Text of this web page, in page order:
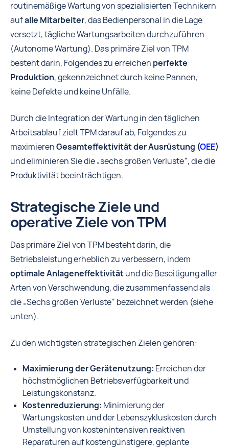
routinemäßige Wartung von spezialisierten Technikern
aufalle Mitarbeiter, das Bedienpersonal in die Lage
versetzt, tägliche Wartungsarbeiten durchzuführen
(Autonome Wartung). Das primäre Ziel von TPM
besteht darin, Folgendes zu erreichen perfekte
Produktion, gekennzeichnet durch keine Pannen,
keine Defekte und keine Unfälle.
Durch die Integration der Wartung in den täglichen
Arbeitsablauf zielt TPM darauf ab, Folgendes zu
maximierenGesamteffektivität der Ausrüstung (OEE)
und eliminieren Sie die „sechs großen Verluste“, die die
Produktivität beeinträchtigen.
Strategische Ziele und
operative Ziele von TPM
Das primäre Ziel von TPM besteht darin, die
Betriebsleistung erheblich zu verbessern, indem
optimale Anlageneffektivitätund die Beseitigung aller
Arten von Verschwendung, die zusammenfassend als
die „Sechs großen Verluste“ bezeichnet werden (siehe
unten).
Zu den wichtigsten strategischen Zielen gehören:
Maximierung der Gerätenutzung: Erreichen der
höchstmöglichen Betriebsverfügbarkeit und
Leistungskonstanz.
Kostenreduzierung: Minimierung der
Wartungskosten und der Lebenszykluskosten durch
Umstellung von kostenintensiven reaktiven
Reparaturen auf kostengünstigere, geplante